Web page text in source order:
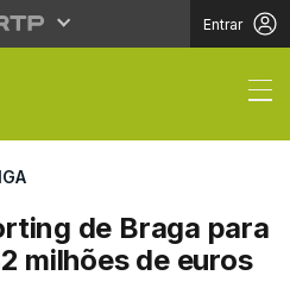
Entrar
Sporting
de Braga para
milhões de euros